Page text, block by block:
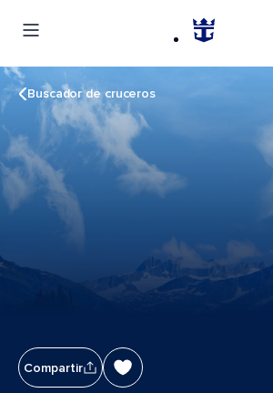
Buscador de cruceros
Compartir